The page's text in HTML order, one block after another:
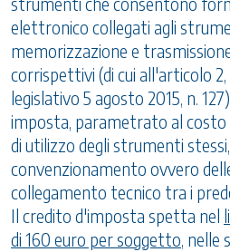
elettronico collegati agli
memorizzazione e
corrispettivi (di cui all'articolo
legislativo 5 agosto 2015, n.
imposta, parametrato al costo
di utilizzo degli strumenti
convenzionamento ovvero
collegamento tecnico tra i
Il credito d'imposta spetta nel
di 160 euro per soggetto, nelle